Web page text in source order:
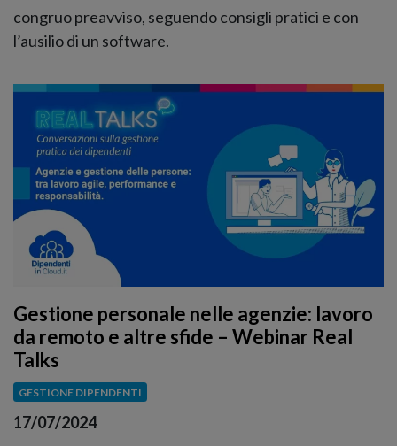
congruo preavviso, seguendo consigli pratici e con
l’ausilio di un software.
Gestione personale nelle agenzie: lavoro
da remoto e altre sfide – Webinar Real
Talks
GESTIONE DIPENDENTI
17/07/2024